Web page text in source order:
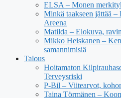
ELSA – Monen
Minkä taakseen jättää
Areena
Matilda – Elokuva,
Mikko Heiskanen –
samannimisiä
Talous
Hoitamaton
Terveysriski
P-Bil – Viitearvot,
Taina Törmänen –